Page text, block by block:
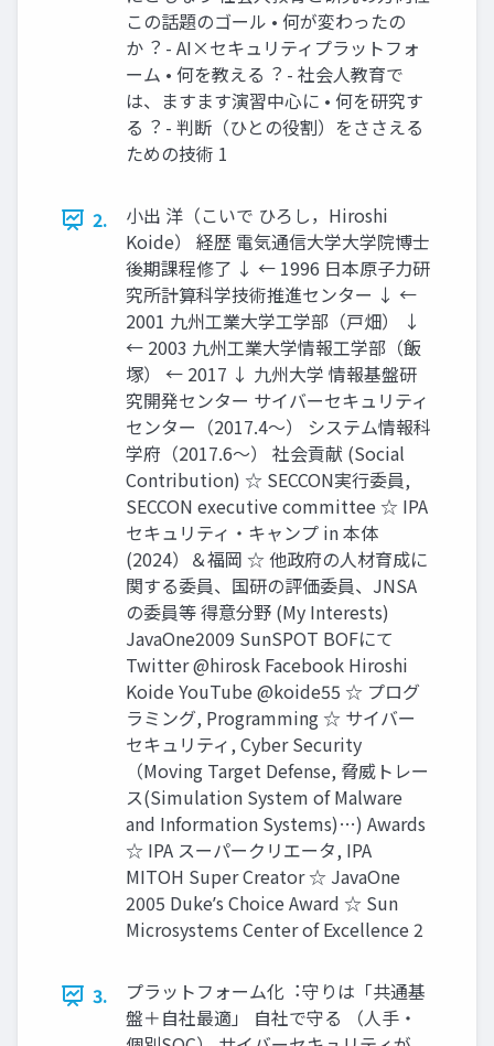
この話題のゴール • 何が変わったの
か︖ - AI×セキュリティプラットフォ
ーム • 何を教える︖ - 社会⼈教育で
は、ますます演習中⼼に • 何を研究す
る︖ - 判断（ひとの役割）をささえる
ための技術 1
2.
⼩出 洋（こいで ひろし，Hiroshi
Koide） 経歴 電気通信⼤学⼤学院博⼠
後期課程修了 ↓ ← 1996 ⽇本原⼦⼒研
究所計算科学技術推進センター ↓ ←
2001 九州⼯業⼤学⼯学部（⼾畑） ↓
← 2003 九州⼯業⼤学情報⼯学部（飯
塚） ← 2017 ↓ 九州⼤学 情報基盤研
究開発センター サイバーセキュリティ
センター（2017.4〜） システム情報科
学府（2017.6〜） 社会貢献 (Social
Contribution) ☆ SECCON実⾏委員,
SECCON executive committee ☆ IPA
セキュリティ・キャンプ in 本体
(2024）＆福岡 ☆ 他政府の⼈材育成に
関する委員、国研の評価委員、JNSA
の委員等 得意分野 (My Interests)
JavaOne2009 SunSPOT BOFにて
Twitter @hirosk Facebook Hiroshi
Koide YouTube @koide55 ☆ プログ
ラミング, Programming ☆ サイバー
セキュリティ, Cyber Security
（Moving Target Defense, 脅威トレー
ス(Simulation System of Malware
and Information Systems)…) Awards
☆ IPA スーパークリエータ, IPA
MITOH Super Creator ☆ JavaOne
2005 Dukeʼs Choice Award ☆ Sun
Microsystems Center of Excellence 2
3.
プラットフォーム化︓守りは「共通基
盤＋⾃社最適」 ⾃社で守る （⼈⼿・